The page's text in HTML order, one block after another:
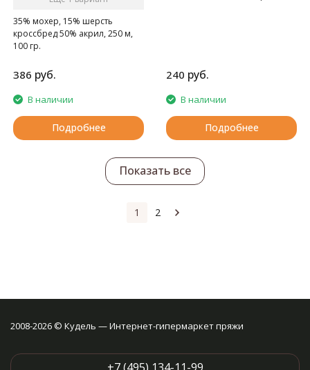
35% мохер, 15% шерсть
кроссбред 50% акрил, 250 м,
100 гр.
386 руб.
В наличии
Подробнее
240 руб.
В наличии
Подробнее
Показать все
1 2
2008-2026 © Кудель — Интернет-гипермаркет пряжи